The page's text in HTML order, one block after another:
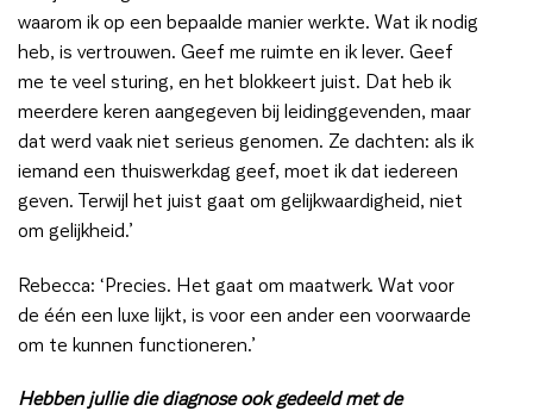
waarom ik op een bepaalde manier werkte. Wat ik nodig
heb, is vertrouwen. Geef me ruimte en ik lever. Geef
me te veel sturing, en het blokkeert juist. Dat heb ik
meerdere keren aangegeven bij leidinggevenden, maar
dat werd vaak niet serieus genomen. Ze dachten: als ik
iemand een thuiswerkdag geef, moet ik dat iedereen
geven. Terwijl het juist gaat om gelijkwaardigheid, niet
om gelijkheid.’
Rebecca: ‘Precies. Het gaat om maatwerk. Wat voor
de één een luxe lijkt, is voor een ander een voorwaarde
om te kunnen functioneren.’
Hebben jullie die diagnose ook gedeeld met de